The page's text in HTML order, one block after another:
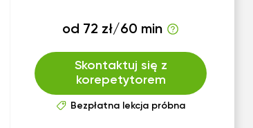
od 72 zł/60 min
Skontaktuj się z
korepetytorem
Bezpłatna lekcja próbna